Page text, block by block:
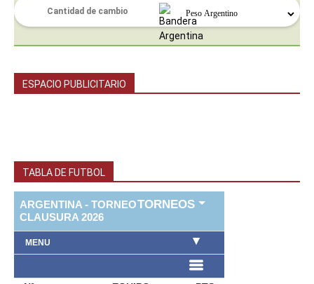
ESPACIO PUBLICITARIO
TABLA DE FUTBOL